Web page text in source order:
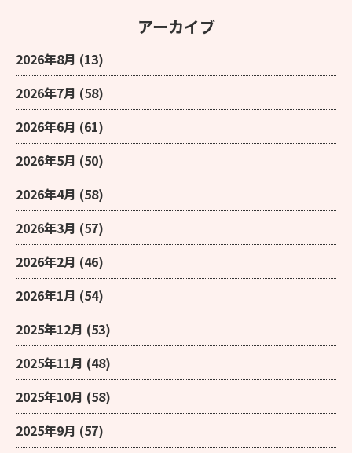
アーカイブ
2026年8月 (13)
2026年7月 (58)
2026年6月 (61)
2026年5月 (50)
2026年4月 (58)
2026年3月 (57)
2026年2月 (46)
2026年1月 (54)
2025年12月 (53)
2025年11月 (48)
2025年10月 (58)
2025年9月 (57)